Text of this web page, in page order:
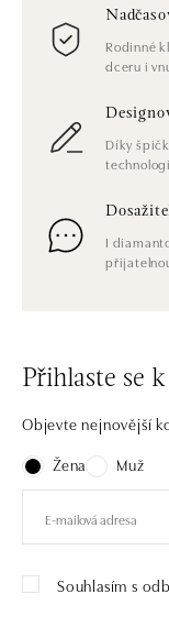
Rodinné
dceru i
Díky
I
Přihlaste se
Objevte nejnovější
Žena
Muž
Souhlasím s